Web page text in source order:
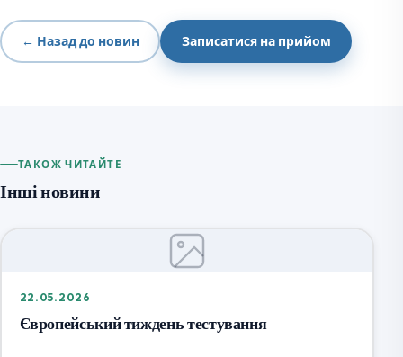
← Назад до новин Записатися на прийом
ТАКОЖ ЧИТАЙТЕ
Інші новини
22.05.2026
Європейський тиждень тестування